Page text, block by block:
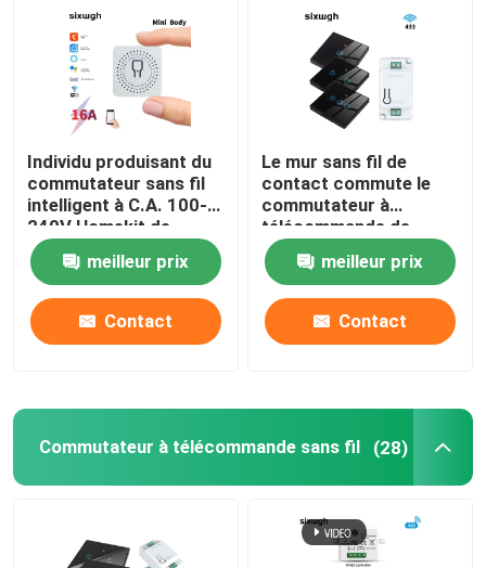
Sonnette étanche sans fil
Ampoule LED Wi-Fi intelligente
Panneau d'écran tactile de la maison intelligente
Une prise de prise intelligente
Fermeture de sécurité intelligente
Caméra de surveillance intelligente
Individu produisant du
commutateur sans fil
intelligent à C.A. 100-
240V Homekit de
commutateur de
Zigbee meilleur prix
Contact
Le mur sans fil de
contact commute le
commutateur à
télécommande de
panneau en verre de
luxe des ensembles
RF433 1gang
meilleur prix
Contact
Commutateur à télécommande sans fil (28)